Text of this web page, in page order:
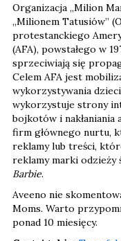
Organizacja „Milion
„Milionem Tatusiów”
protestanckiego
(AFA), powstałego w
sprzeciwiają się
Celem AFA jest
wykorzystywania
wykorzystuje strony
bojkotów i nakłaniania
firm głównego nurtu,
reklamy lub treści,
reklamy marki odzieży
Barbie.
Aveeno nie
Moms. Warto
ponad 10 miesięcy.